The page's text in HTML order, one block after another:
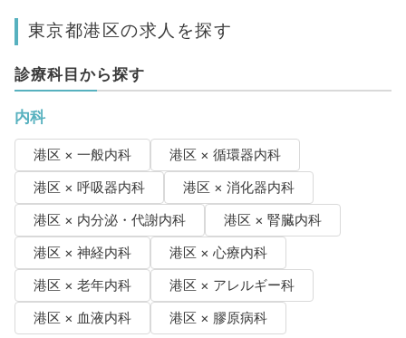
東京都港区の求人を探す
診療科目から探す
内科
港区 × 一般内科
港区 × 循環器内科
港区 × 呼吸器内科
港区 × 消化器内科
港区 × 内分泌・代謝内科
港区 × 腎臓内科
港区 × 神経内科
港区 × 心療内科
港区 × 老年内科
港区 × アレルギー科
港区 × 血液内科
港区 × 膠原病科